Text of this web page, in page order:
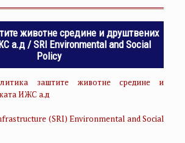
животне средине и друштвених
а.д / SRI Environmental and Social
Policy
заштите животне средине и
ИЖС а.д
(SRI) Environmental and Social